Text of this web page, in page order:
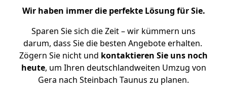
Wir haben immer die perfekte Lösung für Sie.
Sparen Sie sich die Zeit – wir kümmern uns
darum, dass Sie die besten Angebote erhalten.
Zögern Sie nicht und kontaktieren Sie uns noch
heute, um Ihren deutschlandweiten Umzug von
Gera nach Steinbach Taunus zu planen.